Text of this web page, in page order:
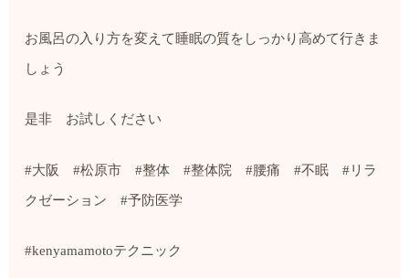
お風呂の入り方を変えて睡眠の質をしっかり高めて行きま
しょう
是非 お試しください
#大阪#松原市#整体#整体院#腰痛#不眠#リラ
クゼーション#予防医学
#kenyamamotoテクニック